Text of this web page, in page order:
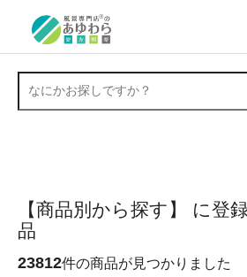
【商品別から探す】 に登
品
23812件の商品が見つかりました